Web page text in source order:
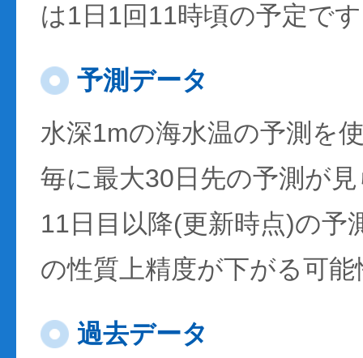
は1日1回11時頃の予定で
予測データ
水深1mの海水温の予測を
毎に最大30日先の予測が
11日目以降(更新時点)の予
の性質上精度が下がる可
過去データ